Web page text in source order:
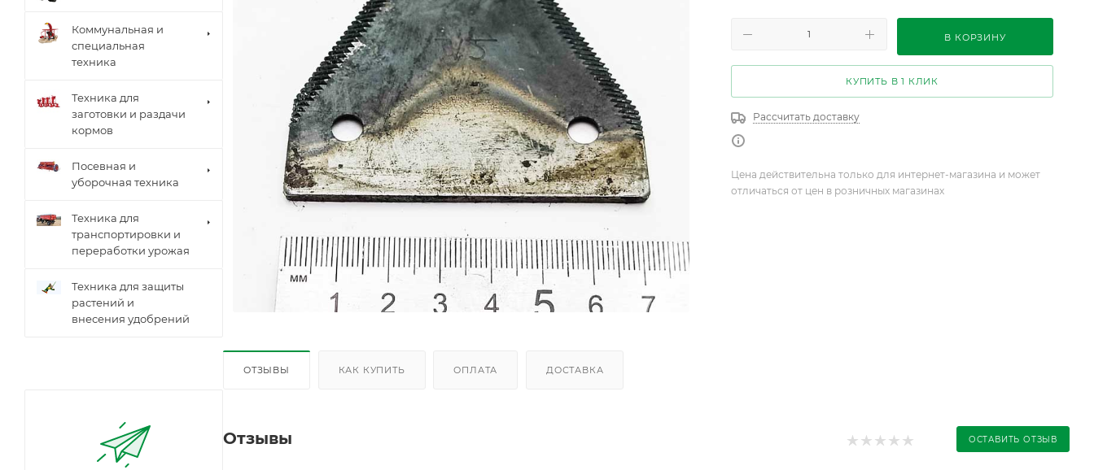
В КОРЗИНУ
КУПИТЬ В 1 КЛИК
Рассчитать доставку
Цена действительна только для интернет-магазина и может
отличаться от цен в розничных магазинах
ОТЗЫВЫ КАК КУПИТЬ ОПЛАТА ДОСТАВКА
Отзывы ОСТАВИТЬ ОТЗЫВ
Коммунальная и
специальная
техника
Техника для
заготовки и раздачи
кормов
Посевная и
уборочная техника
Техника для
транспортировки и
переработки урожая
Техника для защиты
растений и
внесения удобрений